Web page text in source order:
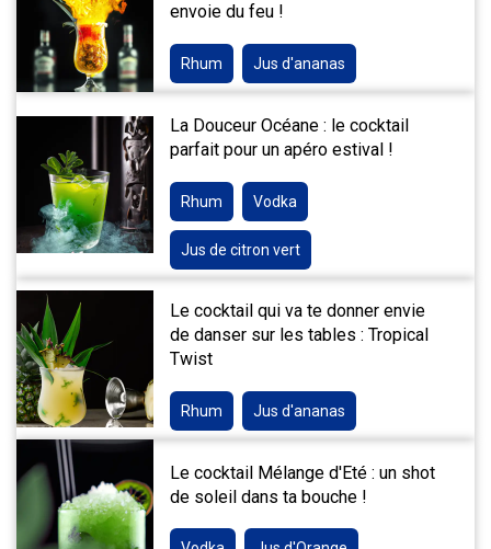
envoie du feu !
Rhum Jus d'ananas
La Douceur Océane : le cocktail
parfait pour un apéro estival !
Rhum Vodka
Jus de citron vert
Le cocktail qui va te donner envie
de danser sur les tables : Tropical
Twist
Rhum Jus d'ananas
Le cocktail Mélange d'Eté : un shot
de soleil dans ta bouche !